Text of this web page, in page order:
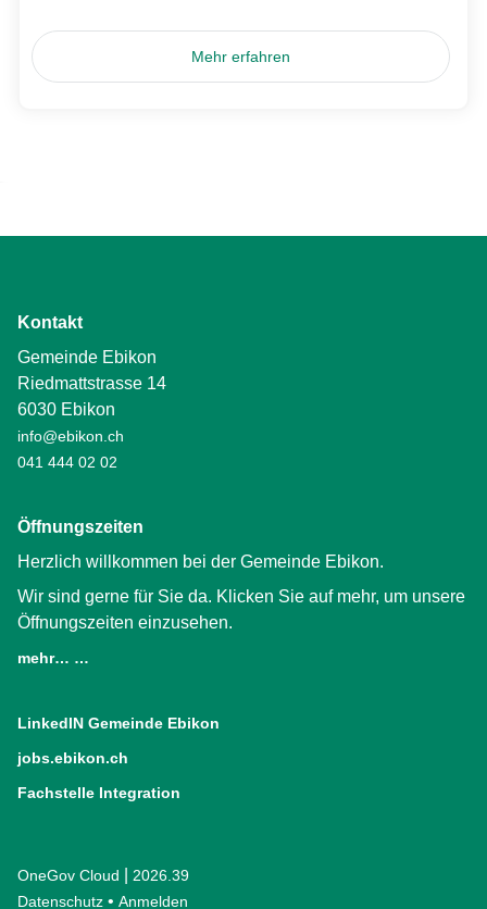
Mehr erfahren
Kontakt
Gemeinde Ebikon
Riedmattstrasse 14
6030 Ebikon
info@ebikon.ch
041 444 02 02
Öffnungszeiten
Herzlich willkommen bei der Gemeinde Ebikon.
Wir sind gerne für Sie da. Klicken Sie auf mehr, um unsere
Öffnungszeiten einzusehen.
mehr… …
LinkedIN Gemeinde Ebikon
jobs.ebikon.ch
Fachstelle Integration
OneGov Cloud (External Link)
2026.39
Datenschutz (External Link)
Anmelden